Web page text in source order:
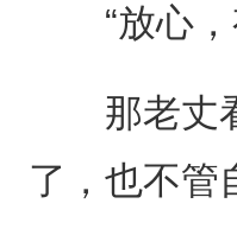
“放心，
那老丈看
了，也不管